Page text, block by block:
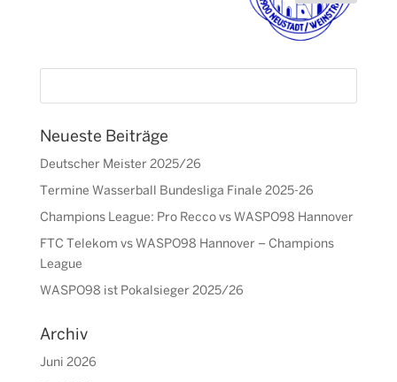
Neueste Beiträge
Deutscher Meister 2025/26
Termine Wasserball Bundesliga Finale 2025-26
Champions League: Pro Recco vs WASPO98 Hannover
FTC Telekom vs WASPO98 Hannover – Champions
League
WASPO98 ist Pokalsieger 2025/26
Archiv
Juni 2026